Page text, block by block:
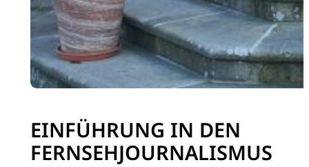
EINFÜHRUNG IN DEN
FERNSEHJOURNALISMUS